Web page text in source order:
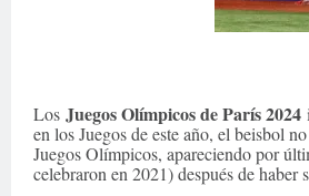
Los Juegos Olímpicos de París 2024
en los Juegos de este año, el beisbol
Juegos Olímpicos, apareciendo por
celebraron en 2021) después de